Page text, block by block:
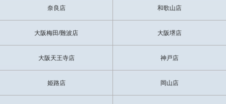
来月も指名するので宜しく。(I様）
皆さんのアンケートにもあるように、写真よりもかっこいい。あ
と、弟に甘えられたいならオ・ス・ス・メ。かわいさバッチリ! あ
奈良店 和歌山店
大阪梅田/難波店 大阪堺店
大阪天王寺店 神戸店
姫路店 岡山店